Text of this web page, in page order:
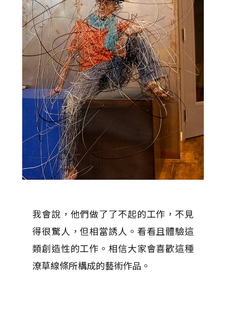
我會說，他們做了了不起的工作，不見
得很驚人，但相當誘人。看看且體驗這
類創造性的工作。相信大家會喜歡這種
潦草線條所構成的藝術作品。